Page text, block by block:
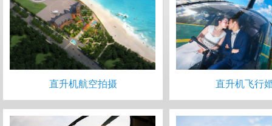
直升机航空拍摄 直升机飞行